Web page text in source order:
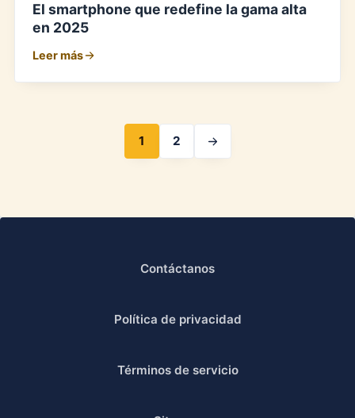
El smartphone que redefine la gama alta
en 2025
Leer más
1 2
Contáctanos
Política de privacidad
Términos de servicio